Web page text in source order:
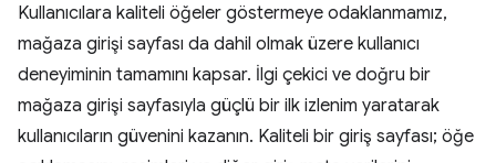
Kullanıcılara kaliteli öğeler göstermeye odaklanmamız,
mağaza girişi sayfası da dahil olmak üzere kullanıcı
deneyiminin tamamını kapsar. İlgi çekici ve doğru bir
mağaza girişi sayfasıyla güçlü bir ilk izlenim yaratarak
kullanıcıların güvenini kazanın. Kaliteli bir giriş sayfası; öğe